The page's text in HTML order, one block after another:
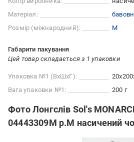
Матеріал:
Розмір (міжнародний):
M
Габарити пакування
Цей товар складається з 1 упаковки
Упаковка №1 (ВхШхГ):
Вага упаковки №1:
200 г
Фото Лонгслів Sol's
04443309M р.M насичений